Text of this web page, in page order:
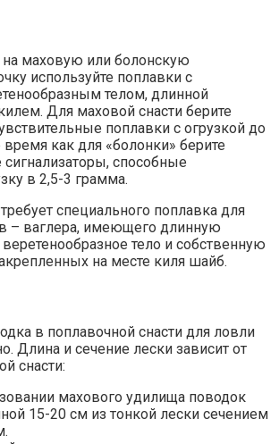
маховую или болонскую
используйте поплавки с
телом, длинной
Для маховой снасти берите
поплавки с огрузкой до
как для «болонки» берите
способные
в 2,5-3 грамма.
специального поплавка для
– ваглера, имеющего длинную
тело и собственную
на месте киля шайб.
в поплавочной снасти для ловли
Длина и сечение лески зависит от
снасти:
махового удилища поводок
15-20 см из тонкой лески сечением